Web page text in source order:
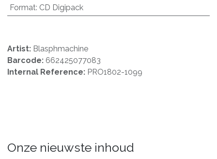
Format: CD Digipack
Artist: Blasphmachine
Barcode: 662425077083
Internal Reference: PRO1802-1099
Onze nieuwste inhoud